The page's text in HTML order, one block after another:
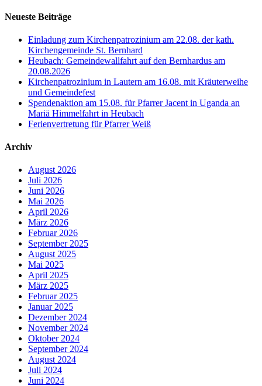
Neueste Beiträge
Einladung zum Kirchenpatrozinium am 22.08. der kath.
Kirchengemeinde St. Bernhard
Heubach: Gemeindewallfahrt auf den Bernhardus am
20.08.2026
Kirchenpatrozinium in Lautern am 16.08. mit Kräuterweihe
und Gemeindefest
Spendenaktion am 15.08. für Pfarrer Jacent in Uganda an
Mariä Himmelfahrt in Heubach
Ferienvertretung für Pfarrer Weiß
Archiv
August 2026
Juli 2026
Juni 2026
Mai 2026
April 2026
März 2026
Februar 2026
September 2025
August 2025
Mai 2025
April 2025
März 2025
Februar 2025
Januar 2025
Dezember 2024
November 2024
Oktober 2024
September 2024
August 2024
Juli 2024
Juni 2024